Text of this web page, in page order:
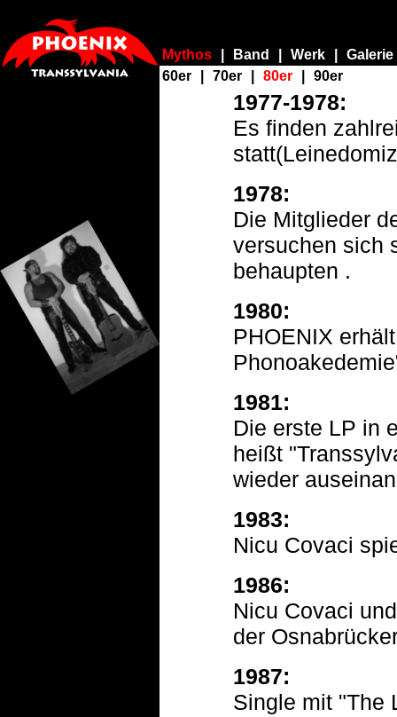
Mythos Band Werk
Galerie
60er
70er 80er 90er
1977-1978:
Es finden
1978:
Die Mitglieder
versuchen sich
behaupten .
1980:
PHOENIX
1981:
Die erste LP in
heißt
wieder
1983:
Nicu Covaci
1986:
Nicu Covaci
der
1987:
Single mit "The